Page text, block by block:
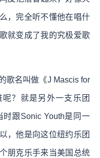
，完全听不懂他在唱什
就变成了我的究极爱歌
歌名叫做《J Mascis for
呢？就是另外一支乐团
时跟Sonic Youth是同一
，他是向这位纽约乐团
朋克乐手来当美国总统